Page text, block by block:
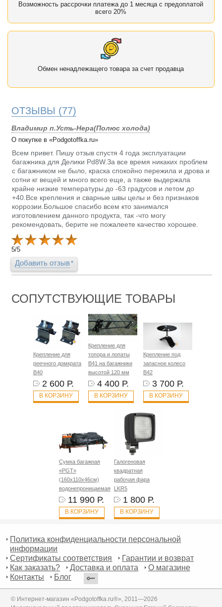
Возможность рассрочки платежа до 1 месяца с предоплатой
всего 20%
Обмен ненадлежащего товара за счет продавца
ОТЗЫВЫ (77)
Владимир п.Усть-Нера(Полюс холода)
О покупке в «Podgotoffka.ru»
Всем привет. Пишу отзыв спустя 4 года эксплуатации
багажника для Делики Pd8W.За все время никаких проблем
с багажником не было, краска спокойно пережила и дрова и
сотни кг вещей и много всего еще, а также выдержала
крайне низкие температуры до -63 градусов и летом до
+40.Все крепления и сварные швы целы и без признаков
коррозии.Большое спасибо всем кто занимался
изготовлением данного продукта, так -что могу
рекомендовать, берите не пожалеете качество хорошее.
5/5
Добавить отзыв
СОПУТСТВУЮЩИЕ ТОВАРЫ
Крепление для
реечного домкрата
B40
2 600 Р.
В КОРЗИНУ
Крепление для
топора и лопаты
B41 на багажники
высотой 120 мм
4 400 Р.
В КОРЗИНУ
Крепление под
запасное колесо
B42
3 700 Р.
В КОРЗИНУ
Сумка багажная
«PGT»
(160х110х46см)
водонепроницаемая
11 990 Р.
В КОРЗИНУ
Галогеновая
квадратная
рабочая фара
LKR5
1 800 Р.
В КОРЗИНУ
Политика конфиденциальности персональной
информации
Сертификаты соответствия
Гарантии и возврат
Как заказать?
Доставка и оплата
О магазине
Контакты
Блог
© Интернет-магазин «Podgotoffka.ru®», 2011—2026